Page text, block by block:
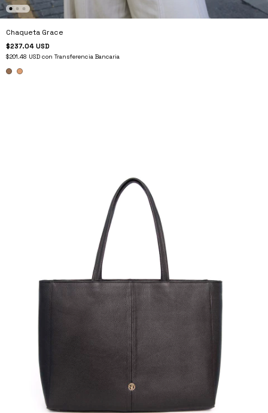
Chaqueta Grace
$237.04 USD
$201.48 USD con Transferencia Bancaria